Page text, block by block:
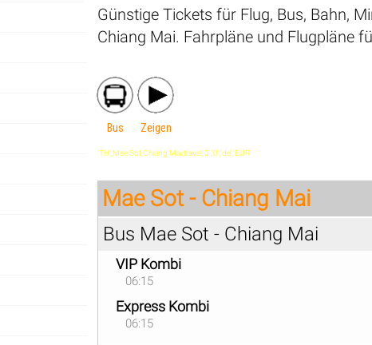
Günstige Tickets für Flug, Bus, Bahn,
Chiang Mai. Fahrpläne und Flugpläne
Bus Zeigen
'TH',Mae Sot,Chiang Mai,travel,'0','0','de','EUR'
Mae Sot - Chiang Mai
Bus Mae Sot - Chiang Mai
VIP Kombi
06:15
Express Kombi
06:15